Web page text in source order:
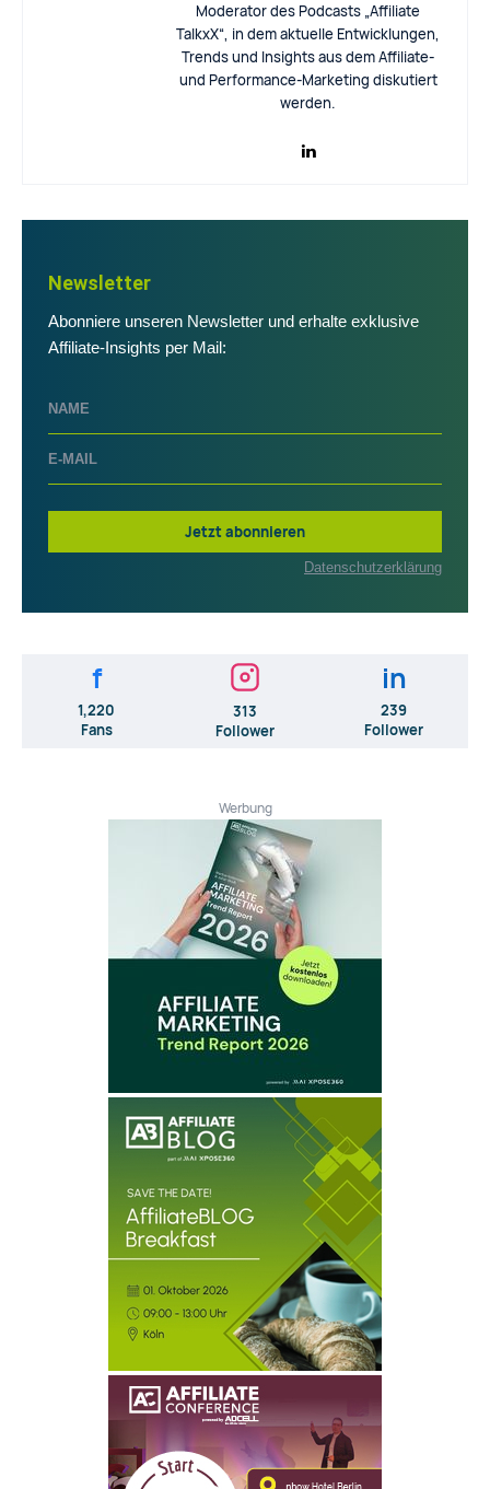
Moderator des Podcasts „Affiliate
TalkxX“, in dem aktuelle Entwicklungen,
Trends und Insights aus dem Affiliate-
und Performance-Marketing diskutiert
werden.
Newsletter
Abonniere unseren Newsletter und erhalte exklusive
Affiliate-Insights per Mail:
Jetzt abonnieren
Datenschutzerklärung
f
1,220
Fans
313
Follower
in
239
Follower
Werbung